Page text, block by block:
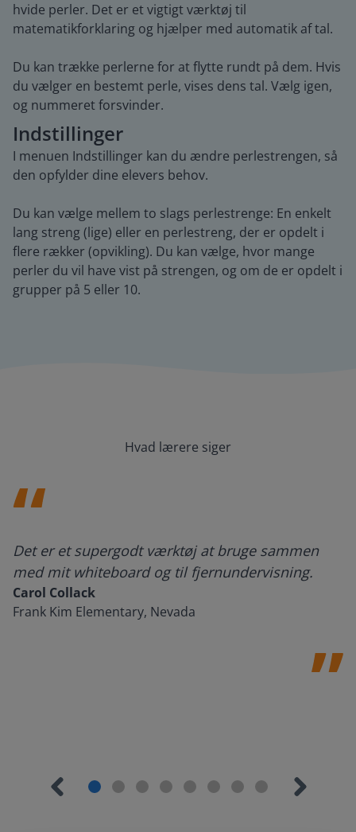
hvide perler. Det er et vigtigt værktøj til
matematikforklaring og hjælper med automatik af tal.
Du kan trække perlerne for at flytte rundt på dem. Hvis
du vælger en bestemt perle, vises dens tal. Vælg igen,
og nummeret forsvinder.
Indstillinger
I menuen Indstillinger kan du ændre perlestrengen, så
den opfylder dine elevers behov.
Du kan vælge mellem to slags perlestrenge: En enkelt
lang streng (lige) eller en perlestreng, der er opdelt i
flere rækker (opvikling). Du kan vælge, hvor mange
perler du vil have vist på strengen, og om de er opdelt i
grupper på 5 eller 10.
Hvad lærere siger
Det er et supergodt værktøj at bruge sammen
med mit whiteboard og til fjernundervisning.
Carol Collack
Frank Kim Elementary, Nevada